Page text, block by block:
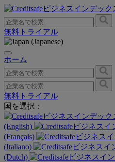
無料トライアル
ホーム
無料トライアル
国を選択：
(English)
(Français)
(Italiano)
(Dutch)